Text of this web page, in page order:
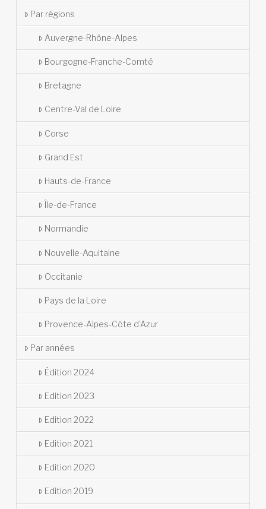
Par régions
Auvergne-Rhône-Alpes
Bourgogne-Franche-Comté
Bretagne
Centre-Val de Loire
Corse
Grand Est
Hauts-de-France
Île-de-France
Normandie
Nouvelle-Aquitaine
Occitanie
Pays de la Loire
Provence-Alpes-Côte d’Azur
Par années
Édition 2024
Edition 2023
Edition 2022
Edition 2021
Edition 2020
Edition 2019